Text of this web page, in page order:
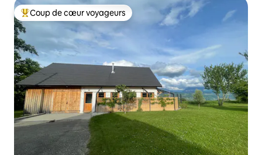
Coups de cœur voyageurs les plus appréciés
Coup de cœur voyageurs